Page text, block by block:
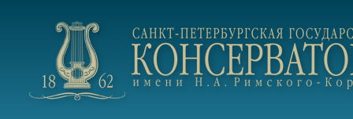
portfolio.conservatory.ru